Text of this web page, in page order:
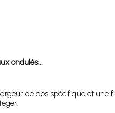
ondulés...
de dos spécifique et une